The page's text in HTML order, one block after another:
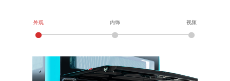
外观 内饰 视频